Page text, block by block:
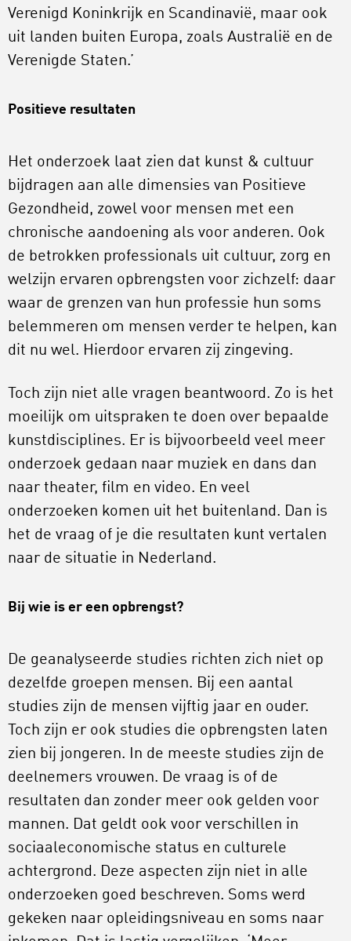
Verenigd Koninkrijk en Scandinavië, maar ook
uit landen buiten Europa, zoals Australië en de
Verenigde Staten.’
Positieve resultaten
Het onderzoek laat zien dat kunst & cultuur
bijdragen aan alle dimensies van Positieve
Gezondheid, zowel voor mensen met een
chronische aandoening als voor anderen. Ook
de betrokken professionals uit cultuur, zorg en
welzijn ervaren opbrengsten voor zichzelf: daar
waar de grenzen van hun professie hun soms
belemmeren om mensen verder te helpen, kan
dit nu wel. Hierdoor ervaren zij zingeving.
Toch zijn niet alle vragen beantwoord. Zo is het
moeilijk om uitspraken te doen over bepaalde
kunstdisciplines. Er is bijvoorbeeld veel meer
onderzoek gedaan naar muziek en dans dan
naar theater, film en video. En veel
onderzoeken komen uit het buitenland. Dan is
het de vraag of je die resultaten kunt vertalen
naar de situatie in Nederland.
Bij wie is er een opbrengst?
De geanalyseerde studies richten zich niet op
dezelfde groepen mensen. Bij een aantal
studies zijn de mensen vijftig jaar en ouder.
Toch zijn er ook studies die opbrengsten laten
zien bij jongeren. In de meeste studies zijn de
deelnemers vrouwen. De vraag is of de
resultaten dan zonder meer ook gelden voor
mannen. Dat geldt ook voor verschillen in
sociaaleconomische status en culturele
achtergrond. Deze aspecten zijn niet in alle
onderzoeken goed beschreven. Soms werd
gekeken naar opleidingsniveau en soms naar